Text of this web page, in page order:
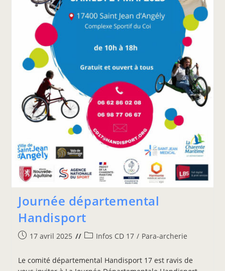
Journée départemental
Handisport
17 avril 2025 Infos CD 17 / Para-archerie
Le comité départemental Handisport 17 est ravis de